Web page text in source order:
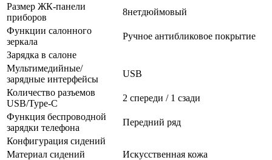
Размер ЖК-панели
приборов
8нетдюймовый
Функции салонного
зеркала
Ручное антибликовое покрытие
Зарядка в салоне
Мультимедийные/
зарядные интерфейсы
USB
Количество разъемов
USB/Type-C
2 спереди / 1 сзади
Функция беспроводной
зарядки телефона
Передний ряд
Конфигурация сидений
Материал сидений
Искусственная кожа